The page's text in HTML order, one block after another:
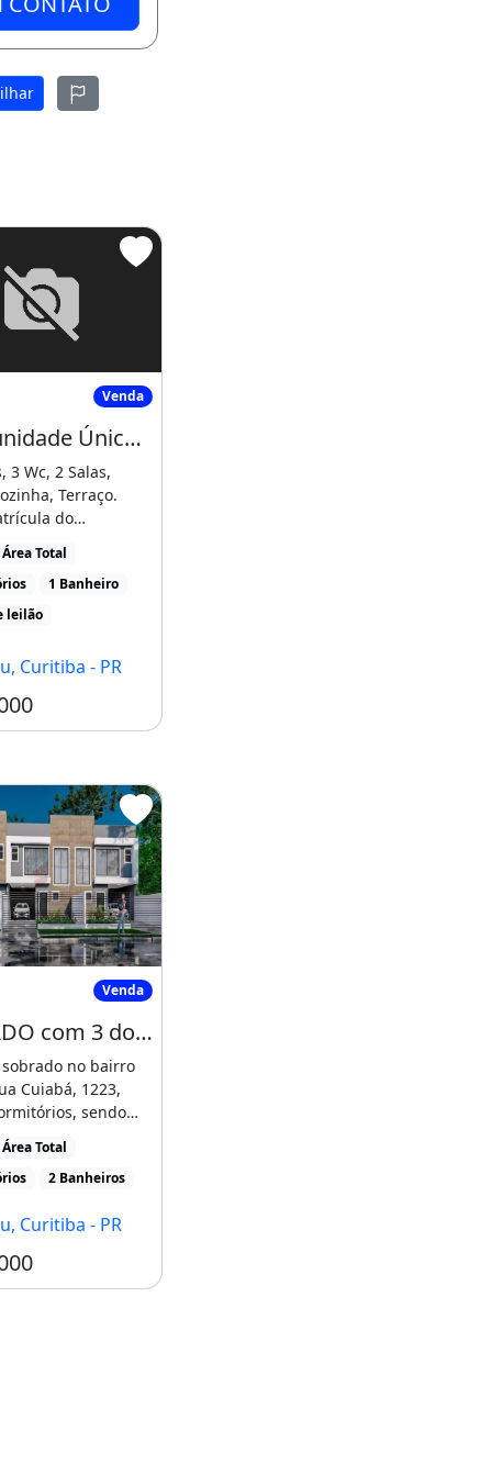
- PR Tipo Única em CURITIBA - PR Tipo
Venda
Oportunidade Única em CURITIBA - PR Tipo Casa Negociação Leilão
3 Wc, 2 Salas,
Terraço.
do
edital e
[...]
Total
1 Banheiro
leilão
Curitiba - PR
localização!com 3 dormitórios à venda com
Venda
SOBRADO com 3 dormitórios à venda com 115m² por R$ 789.000,00 no bairro Cajuru
sobrado no bairro
Cuiabá, 1223,
sendo
banheiro [...]
Total
2 Banheiros
Curitiba - PR